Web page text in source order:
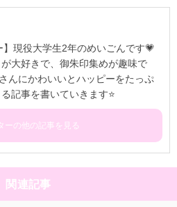
】現役大学生2年のめいごんです💗
大好きで、御朱印集めが趣味で
んにかわいいとハッピーをたっぷ
記事を書いていきます⭐️
ーの他の記事を見る
関連記事